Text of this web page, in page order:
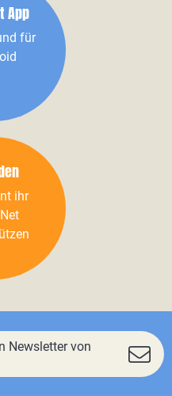
App
für
ihr
Newsletter von